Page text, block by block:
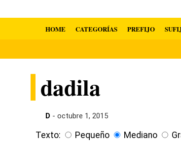
HOME CATEGORÍAS PREFIJO
dadila
D - octubre 1, 2015
Texto: Pequeño Mediano